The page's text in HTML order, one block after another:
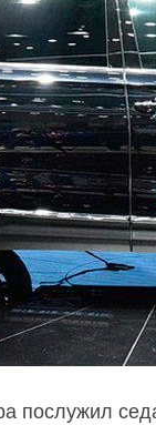
послужил